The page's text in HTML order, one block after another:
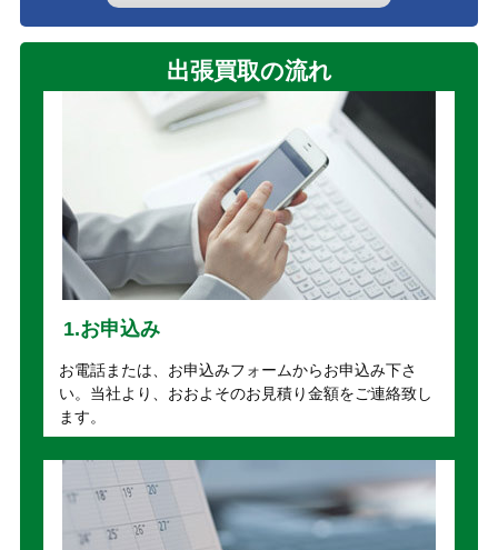
出張買取の流れ
1.お申込み
お電話または、お申込みフォームからお申込み下さ
い。当社より、おおよそのお見積り金額をご連絡致し
ます。